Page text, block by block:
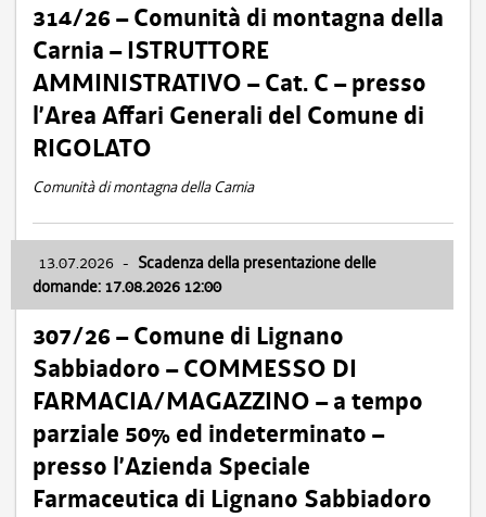
314/26 – Comunità di montagna della
Carnia – ISTRUTTORE
AMMINISTRATIVO – Cat. C – presso
l’Area Affari Generali del Comune di
RIGOLATO
Comunità di montagna della Carnia
13.07.2026 - Scadenza della presentazione delle
domande: 17.08.2026 12:00
307/26 – Comune di Lignano
Sabbiadoro – COMMESSO DI
FARMACIA/MAGAZZINO – a tempo
parziale 50% ed indeterminato –
presso l’Azienda Speciale
Farmaceutica di Lignano Sabbiadoro